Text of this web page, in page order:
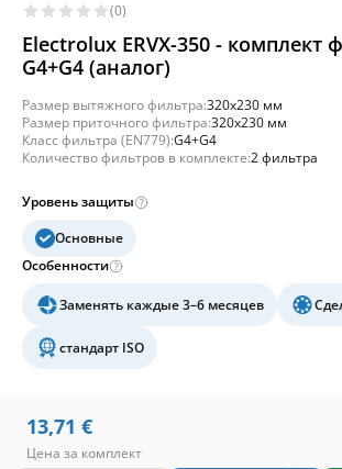
(0)
Electrolux ERVX-350 - комплект
G4+G4 (аналог)
Размер вытяжного фильтра:320x230 мм
Размер приточного фильтра:320x230 мм
Класс фильтра (EN779):G4+G4
Количество фильтров в комплекте:2 фильтра
Уровень защиты
Основные
Особенности
Заменять каждые 3–6 месяцев
стандарт ISO
13,71 €
Цена за комплект